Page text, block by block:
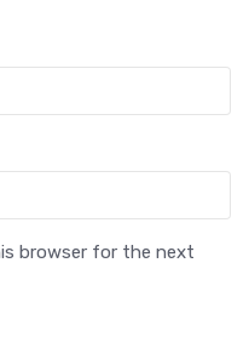
browser for the next